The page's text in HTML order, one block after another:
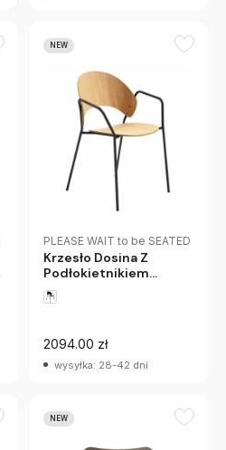
NEW
PLEASE WAIT to be SEATED
Krzesło Dosina Z
Podłokietnikiem
Naturalny Dąb Please
Wait To Be Seated
2094.00 zł
wysyłka: 28-42 dni
NEW